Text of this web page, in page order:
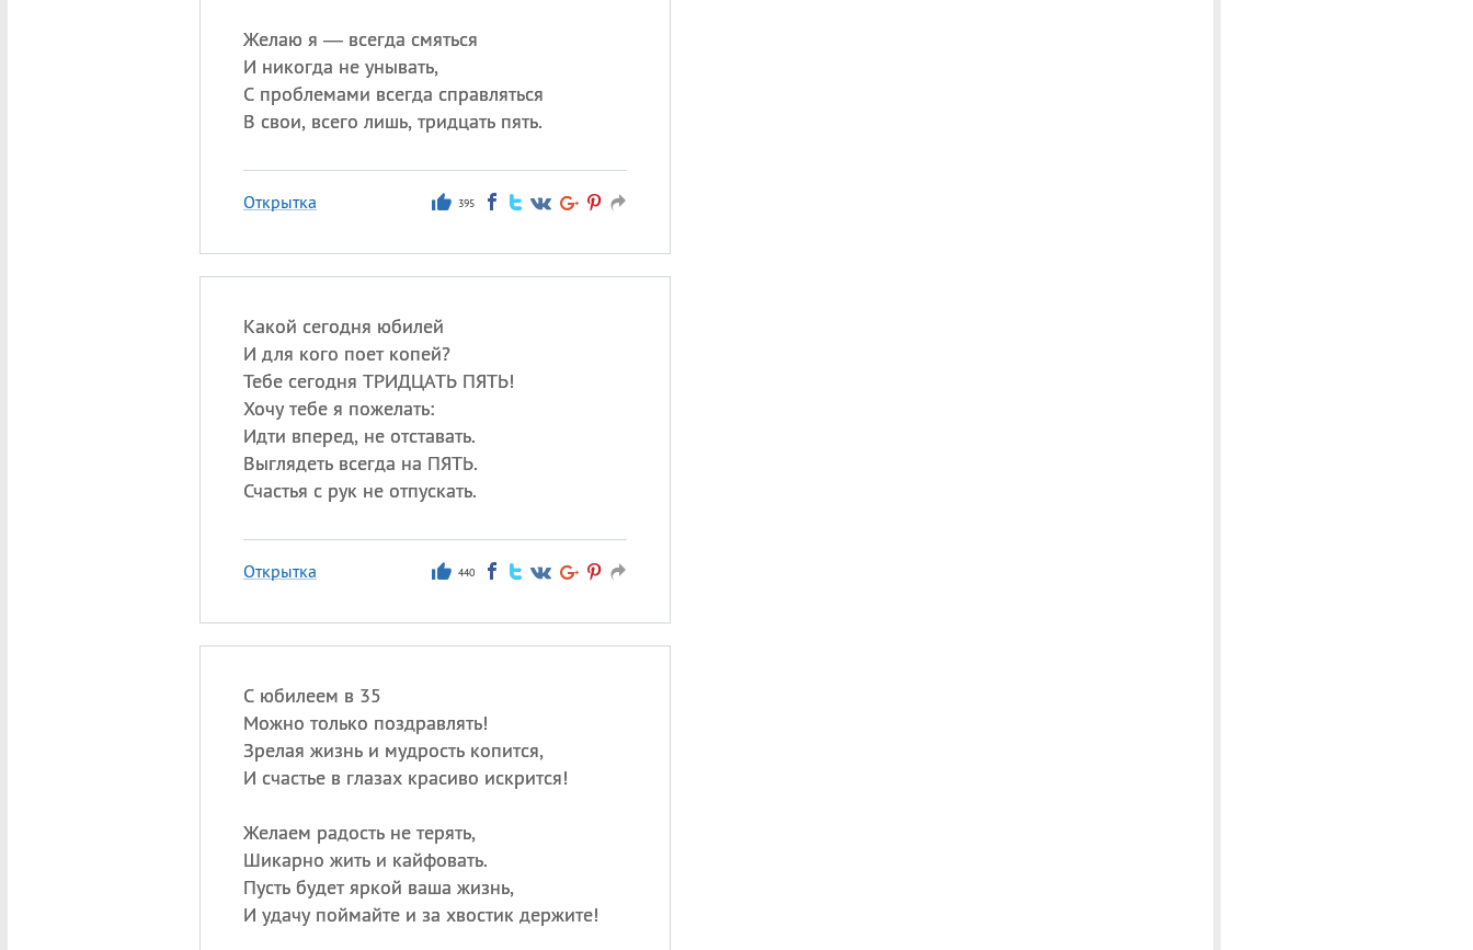
Желаю я — всегда смяться
И никогда не унывать,
С проблемами всегда справляться
В свои, всего лишь, тридцать пять.
Открытка 395
Какой сегодня юбилей
И для кого поет копей?
Тебе сегодня ТРИДЦАТЬ ПЯТЬ!
Хочу тебе я пожелать:
Идти вперед, не отставать.
Выглядеть всегда на ПЯТЬ.
Счастья с рук не отпускать.
Открытка 440
С юбилеем в 35
Можно только поздравлять!
Зрелая жизнь и мудрость копится,
И счастье в глазах красиво искрится!
Желаем радость не терять,
Шикарно жить и кайфовать.
Пусть будет яркой ваша жизнь,
И удачу поймайте и за хвостик держите!